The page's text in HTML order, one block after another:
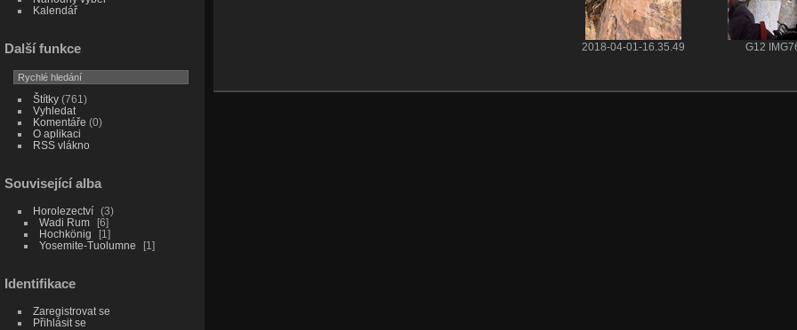
Kalendář
Další funkce
Štítky(761)
Vyhledat
Komentáře (0)
O aplikaci
RSS vlákno
Související alba
Horolezectví
3
Wadi Rum
6
Hochkönig
1
Yosemite-Tuolumne
1
Identifikace
Zaregistrovat se
Přihlásit se
2018-04-01-16.35.49 G12